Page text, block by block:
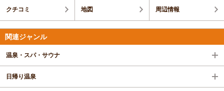
クチコミ 地図 周辺情報
関連ジャンル
温泉・スパ・サウナ
日帰り温泉